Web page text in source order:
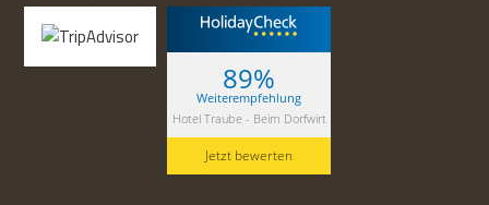
89%
Weiterempfehlung
Hotel Traube - Beim Dorfwirt
Jetzt bewerten